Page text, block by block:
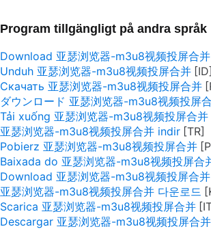
Program tillgängligt på andra språk
Download 亚瑟浏览器-m3u8视频投屏合并
Unduh 亚瑟浏览器-m3u8视频投屏合并
Скачать 亚瑟浏览器-m3u8视频投屏合并
ダウンロード 亚瑟浏览器-m3u8视频投屏
Tải xuống 亚瑟浏览器-m3u8视频投屏合并
亚瑟浏览器-m3u8视频投屏合并 indir
Pobierz 亚瑟浏览器-m3u8视频投屏合并
Baixada do 亚瑟浏览器-m3u8视频投屏合
Download 亚瑟浏览器-m3u8视频投屏合并
亚瑟浏览器-m3u8视频投屏合并 다운로드
Scarica 亚瑟浏览器-m3u8视频投屏合并
Descargar 亚瑟浏览器-m3u8视频投屏合并